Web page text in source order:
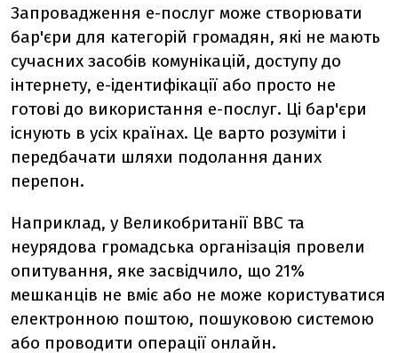
Запровадження е-послуг може створювати
бар'єри для категорій громадян, які не мають
сучасних засобів комунікацій, доступу до
інтернету, е-ідентифікації або просто не
готові до використання е-послуг. Ці бар'єри
існують в усіх країнах. Це варто розуміти і
передбачати шляхи подолання даних
перепон.
Наприклад, у Великобританії BBC та
неурядова громадська організація провели
опитування, яке засвідчило, що 21%
мешканців не вміє або не може користуватися
електронною поштою, пошуковою системою
або проводити операції онлайн.